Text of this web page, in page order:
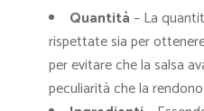
Quantità– La
rispettate sia per
per evitare che la salsa
peculiarità che la